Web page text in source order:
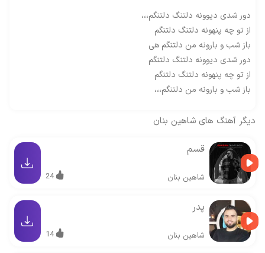
دور شدی دیوونه دلتنگ دلتنگم،،،
از تو چه پنهونه دلتنگ دلتنگم
باز شب و بارونه من دلتنگم هی
دور شدی دیوونه دلتنگ دلتنگم
از تو چه پنهونه دلتنگ دلتنگم
باز شب و بارونه من دلتنگم،،،
دیگر آهنگ های شاهین بنان
قسم
شاهین بنان 24
پدر
شاهین بنان 14